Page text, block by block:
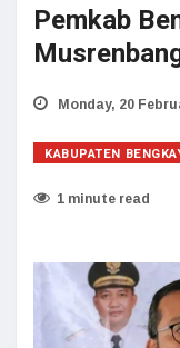
Pemkab
Monday, 20
KABUPATEN
1 minute read